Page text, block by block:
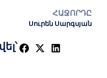
ՀԱՋՈՐԴԸ
Սուրեն Սարգսյան